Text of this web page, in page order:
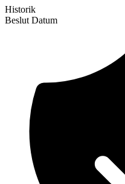
Historik
Beslut Datum